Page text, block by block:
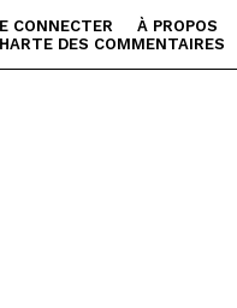
CONNECTER À PROPOS
DES COMMENTAIRES